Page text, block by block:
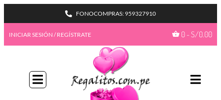
FONOCOMPRAS: 959327910
INICIAR SESIÓN / REGÍSTRATE 0-S/0.00
BIENVENIDA A NUESTRO
PROGAMA GIFTBENEFITS
HAZTE MIEMBRO